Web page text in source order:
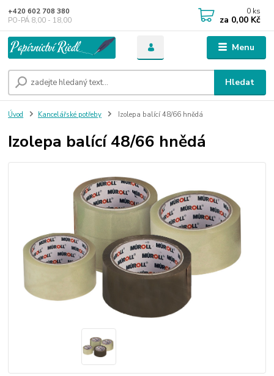
Menu
Hledat
+420 602 708 380
PO-PÁ 8,00 - 18,00
0 ks
za 0,00 Kč
Úvod Kancelářské potřeby Izolepa balící 48/66 hnědá
Izolepa balící 48/66 hnědá